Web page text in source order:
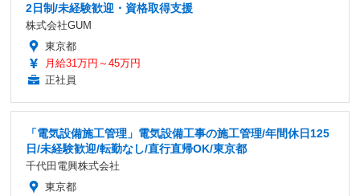
2日制/未経験歓迎・資格取得支援
株式会社GUM
東京都
月給31万円～45万円
正社員
「電気設備施工管理」電気設備工事の施工管理/年間休日125
日/未経験歓迎/転勤なし/直行直帰OK/東京都
千代田電興株式会社
東京都